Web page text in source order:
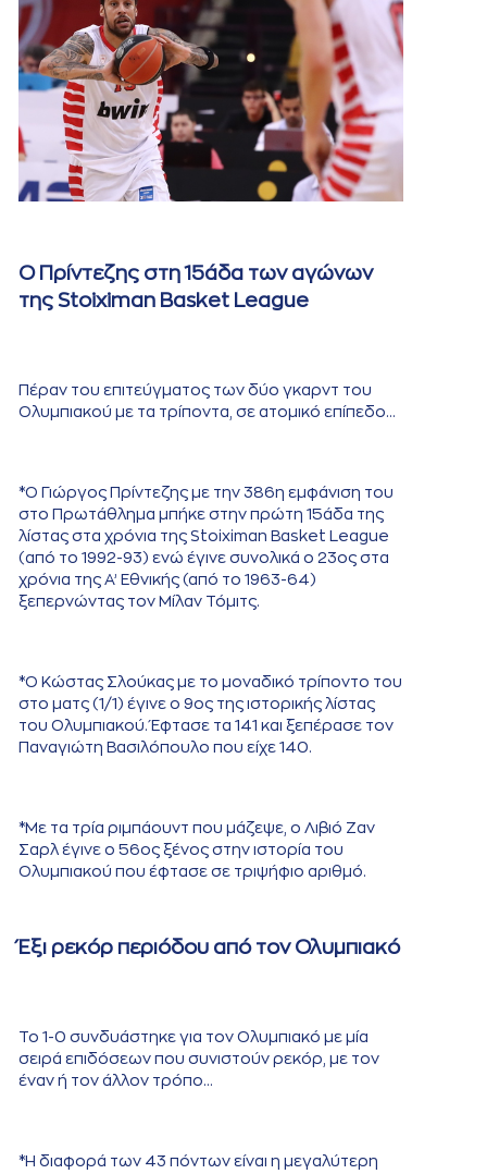
Ο Πρίντεζης στη 15άδα των αγώνων
της Stoiximan Basket League
Πέραν του επιτεύγματος των δύο γκαρντ του
Ολυμπιακού με τα τρίποντα, σε ατομικό επίπεδο…
*Ο Γιώργος Πρίντεζης με την 386η εμφάνιση του
στο Πρωτάθλημα μπήκε στην πρώτη 15άδα της
λίστας στα χρόνια της Stoiximan Basket League
(από το 1992-93) ενώ έγινε συνολικά ο 23ος στα
χρόνια της Α’ Εθνικής (από το 1963-64)
ξεπερνώντας τον Μίλαν Τόμιτς.
*Ο Κώστας Σλούκας με το μοναδικό τρίποντο του
στο ματς (1/1) έγινε ο 9ος της ιστορικής λίστας
του Ολυμπιακού. Έφτασε τα 141 και ξεπέρασε τον
Παναγιώτη Βασιλόπουλο που είχε 140.
*Με τα τρία ριμπάουντ που μάζεψε, ο Λιβιό Ζαν
Σαρλ έγινε ο 56ος ξένος στην ιστορία του
Ολυμπιακού που έφτασε σε τριψήφιο αριθμό.
Έξι ρεκόρ περιόδου από τον Ολυμπιακό
Το 1-0 συνδυάστηκε για τον Ολυμπιακό με μία
σειρά επιδόσεων που συνιστούν ρεκόρ, με τον
έναν ή τον άλλον τρόπο…
*Η διαφορά των 43 πόντων είναι η μεγαλύτερη